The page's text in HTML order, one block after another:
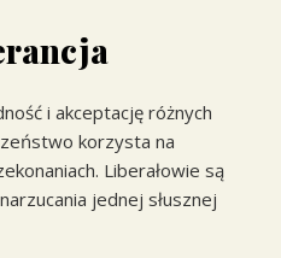
i akceptację różnych
korzysta na
Liberałowie są
jednej słusznej